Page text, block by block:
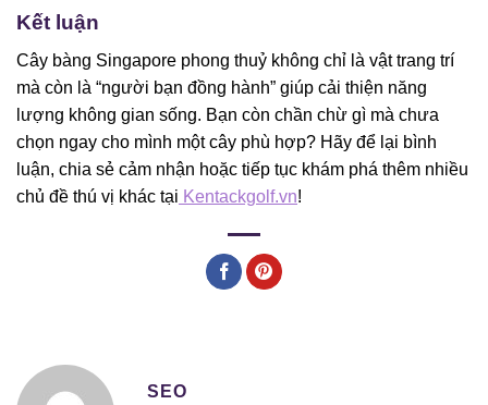
Kết luận
Cây bàng Singapore phong thuỷ không chỉ là vật trang trí
mà còn là “người bạn đồng hành” giúp cải thiện năng
lượng không gian sống. Bạn còn chần chừ gì mà chưa
chọn ngay cho mình một cây phù hợp? Hãy để lại bình
luận, chia sẻ cảm nhận hoặc tiếp tục khám phá thêm nhiều
chủ đề thú vị khác tại Kentackgolf.vn!
SEO